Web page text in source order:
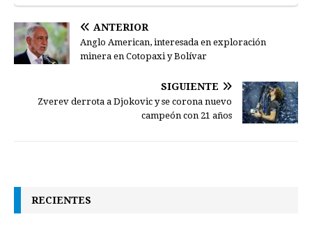
ANTERIOR
Anglo American, interesada en exploración
minera en Cotopaxi y Bolívar
SIGUIENTE
Zverev derrota a Djokovic y se corona nuevo
campeón con 21 años
RECIENTES